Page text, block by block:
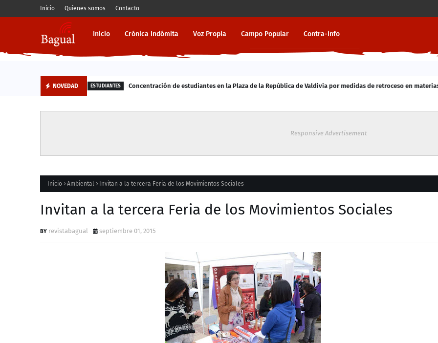
Inicio Quienes somos Contacto
Inicio Crónica Indómita Voz Propia Campo Popular Contra-info
NOVEDAD ESTUDIANTES Concentración de estudiantes en la Plaza de la República de Valdivia por medidas de retroceso en
Responsive Advertisement
Inicio Ambiental Invitan a la tercera Feria de los Movimientos Sociales
Invitan a la tercera Feria de los Movimientos Sociales
revistabagual septiembre 01, 2015